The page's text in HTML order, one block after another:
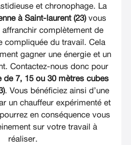
et chronophage. La
à Saint-laurent (23)vous
complètement de
compliquée du travail. Cela
gagner une énergie et un
Contactez-nous donc pour
de 7, 15 ou 30 mètres cubes
. Vous bénéficiez ainsi d’une
un chauffeur expérimenté et
en conséquence vous
sur votre travail à
réaliser.